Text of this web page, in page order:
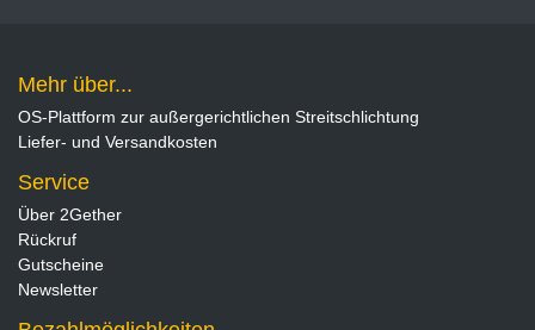
Mehr über...
OS-Plattform zur außergerichtlichen Streitschlichtung
Liefer- und Versandkosten
Service
Über 2Gether
Rückruf
Gutscheine
Newsletter